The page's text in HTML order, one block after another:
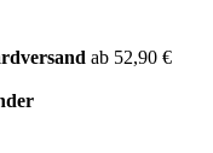
ab 52,90 €